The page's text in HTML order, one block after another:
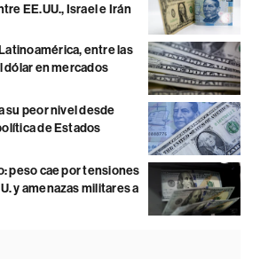
EE.UU., Israel e Irán
entre las
en mercados
su peor nivel desde
de Estados
peso cae por tensiones
y amenazas militares a